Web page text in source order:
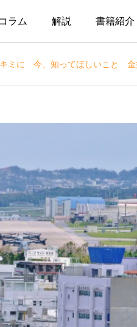
ラム 解説 書籍紹介
ミに 今、知ってほしいこと 金